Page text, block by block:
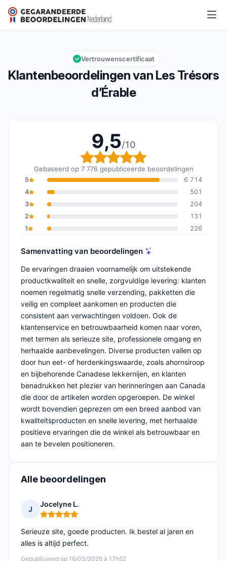
Les Trésors d’Érable
Algemene beoordeling: 9,5 van 10
9,5/10
Klantenbeoordelingen van Les Trésors
d’Érable
Vertrouwenscertificaat
9,5/10
Algemene beoordeling:
Gebaseerd op 7 776 gepubliceerde beoordelingen
5
6 714
4
501
3
204
2
131
1
226
Samenvatting van beoordelingen
De ervaringen draaien voornamelijk om uitstekende
productkwaliteit en snelle, zorgvuldige levering: klanten
noemen regelmatig snelle verzending, pakketten die
veilig en compleet aankomen en producten die
consistent aan verwachtingen voldoen. Ook de
klantenservice en betrouwbaarheid komen naar voren,
met termen als serieuze site, professionele omgang en
herhaalde aanbevelingen. Diverse producten vallen op
door hun eet- of herdenkingswaarde, zoals ahornsiroop
en bijbehorende Canadese lekkernijen, en klanten
benadrukken het plezier van herinneringen aan Canada
die door de artikelen worden opgeroepen. De winkel
wordt bovendien geprezen om een breed aanbod van
kwaliteitsproducten en snelle levering, met herhaalde
positieve ervaringen die de winkel als betrouwbaar en
aan te bevelen positioneren.
Alle beoordelingen
J
Jocelyne L.
Opmerking: 5 van 5
Gepubliceerd op 16/03/2026 à 17h52
Serieuze site, goede producten. Ik bestel al jaren en
alles is altijd perfect.